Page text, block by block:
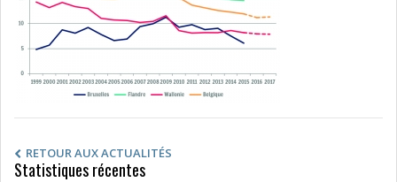
RETOUR AUX ACTUALITÉS
Statistiques récentes